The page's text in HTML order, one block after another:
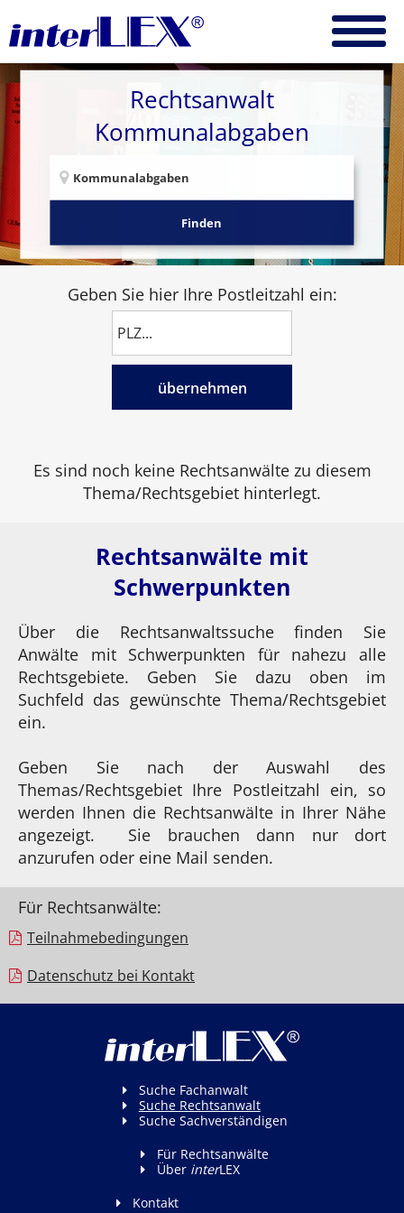
Rechtsanwalt
Kommunalabgaben
Finden
Geben Sie hier Ihre Postleitzahl ein:
übernehmen
Es sind noch keine Rechtsanwälte zu diesem
Thema/Rechtsgebiet hinterlegt.
Rechtsanwälte mit
Schwerpunkten
Über die Rechtsanwaltssuche finden Sie
Anwälte mit Schwerpunkten für nahezu alle
Rechtsgebiete. Geben Sie dazu oben im
Suchfeld das gewünschte Thema/Rechtsgebiet
ein.
Geben Sie nach der Auswahl des
Themas/Rechtsgebiet Ihre Postleitzahl ein, so
werden Ihnen die Rechtsanwälte in Ihrer Nähe
angezeigt. Sie brauchen dann nur dort
anzurufen oder eine Mail senden.
Für Rechtsanwälte:
Teilnahme­bedingungen
Datenschutz bei Kontakt
Suche Fachanwalt
Suche Rechtsanwalt
Suche Sachverständigen
Für Rechtsanwälte
Über interLEX
Kontakt